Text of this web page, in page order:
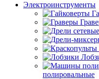
Электроинструменты
полировальные